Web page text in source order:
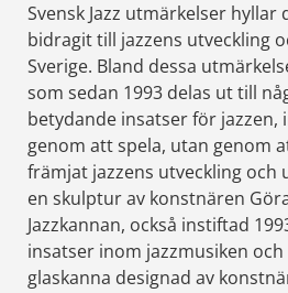
Svensk Jazz utmärkelser
bidragit till jazzens utveckling
Sverige. Bland dessa
som sedan 1993 delas ut till
betydande insatser för jazzen,
genom att spela, utan genom
främjat jazzens utveckling och
en skulptur av konstnären
Jazzkannan, också instiftad
insatser inom jazzmusiken
glaskanna designad av